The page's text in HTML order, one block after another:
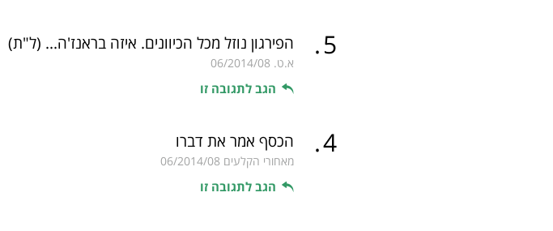
5
. הפירגון נוזל מכל הכיוונים. איזה בראנז'ה... (ל"ת)
א.ט. 06/2014/08
הגב לתגובה זו
4
. הכסף אמר את דברו
מאחורי הקלעים 06/2014/08
הגב לתגובה זו